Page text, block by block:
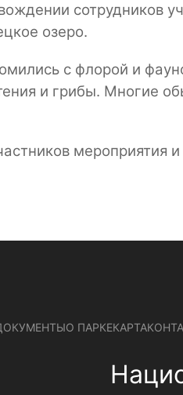
сотрудников
озеро.
с флорой и
и грибы. Многие
мероприятия
О ПАРКЕКАРТА